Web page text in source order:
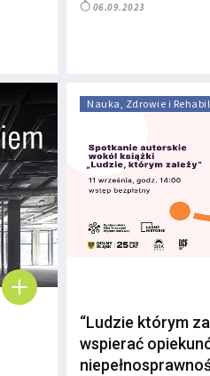
06.09.2023
Nauka, Zdrowie i
“Ludzie którym
wspierać